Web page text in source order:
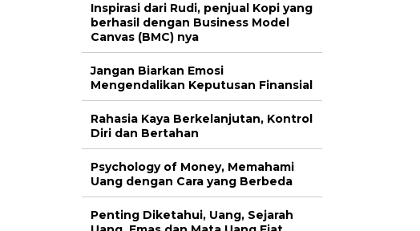
Inspirasi dari Rudi, penjual Kopi yang
berhasil dengan Business Model
Canvas (BMC) nya
Jangan Biarkan Emosi
Mengendalikan Keputusan Finansial
Rahasia Kaya Berkelanjutan, Kontrol
Diri dan Bertahan
Psychology of Money, Memahami
Uang dengan Cara yang Berbeda
Penting Diketahui, Uang, Sejarah